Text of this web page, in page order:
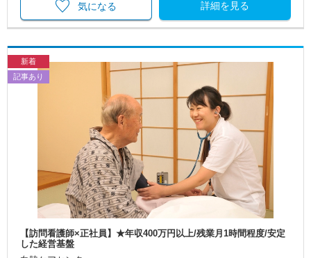
詳細を見る
気になる
新着
記事あり
【訪問看護師×正社員】★年収400万円以上/残業月1時間程度/安定
した経営基盤